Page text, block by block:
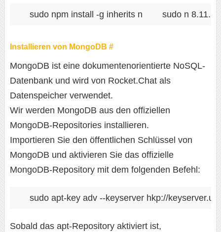
sudo npm install -g inherits n sudo n 8.11.3
Installieren von MongoDB #
MongoDB ist eine dokumentenorientierte NoSQL-
Datenbank und wird von Rocket.Chat als
Datenspeicher verwendet.
Wir werden MongoDB aus den offiziellen
MongoDB-Repositories installieren.
Importieren Sie den öffentlichen Schlüssel von
MongoDB und aktivieren Sie das offizielle
MongoDB-Repository mit dem folgenden Befehl:
sudo apt-key adv --keyserver hkp://
Sobald das apt-Repository aktiviert ist,